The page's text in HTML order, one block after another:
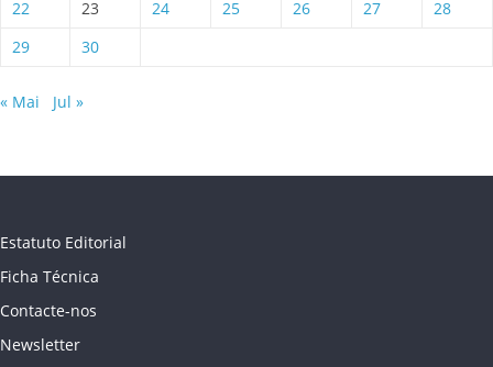
22
23 24 25 26 27
28
29
30
« Mai Jul »
Estatuto Editorial
Ficha Técnica
Contacte-nos
Newsletter